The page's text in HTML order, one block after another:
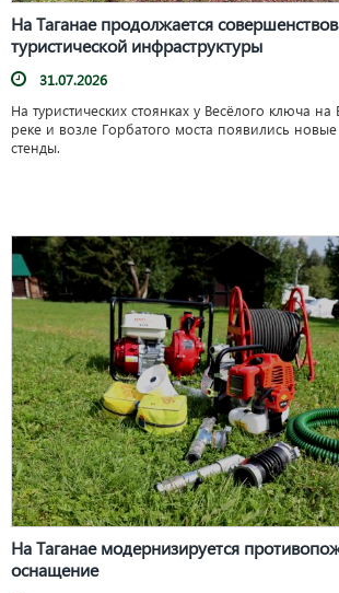
На Таганае продолжается
туристической инфраструктуры
31.07.2026
На туристических стоянках у Весёлого ключа
реке и возле Горбатого моста появились
стенды.
На Таганае модернизируется
оснащение